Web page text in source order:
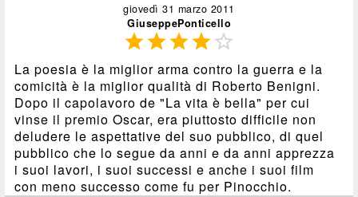
giovedì 31 marzo 2011
GiuseppePonticello

La poesia è la miglior arma contro la guerra e la
comicità è la miglior qualità di Roberto Benigni.
Dopo il capolavoro de "La vita è bella" per cui
vinse il premio Oscar, era piuttosto difficile non
deludere le aspettative del suo pubblico, di quel
pubblico che lo segue da anni e da anni apprezza
i suoi lavori, i suoi successi e anche i suoi film
con meno successo come fu per Pinocchio.